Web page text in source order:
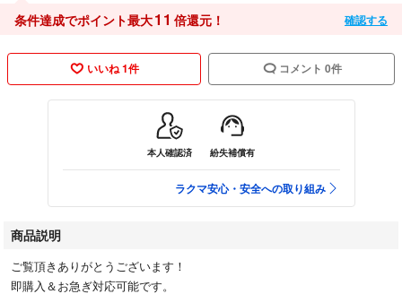
条件達成でポイント最大11 倍還元！ 確認する
いいね 1件 コメント 0件
本人確認済 紛失補償有
ラクマ安心・安全への取り組み
商品説明
ご覧頂きありがとうございます！
即購入＆お急ぎ対応可能です。